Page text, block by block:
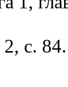
с. 84.